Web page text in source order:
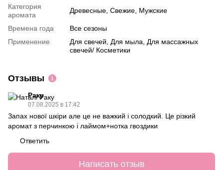
Категория
аромата
Древесные, Свежие, Мужские
Времена года
Все сезоны
Применение
Для свечей, Для мыла, Для массажных
свечей/ Косметики
Отзывы 1
Раку
07.08.2025 в 17:42
Запах нової шкіри але це не важкий і солодкий. Це різкий
аромат з перчинкою і лаймом+нотка гвоздики
Ответить
Написать отзыв